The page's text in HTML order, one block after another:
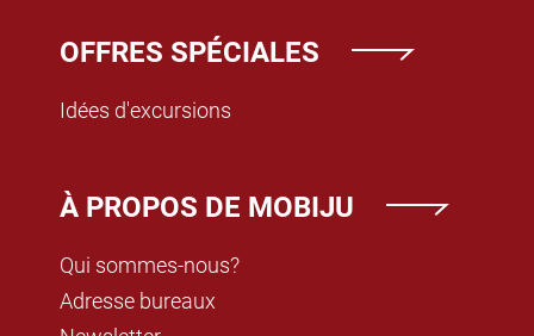
OFFRES SPÉCIALES
Idées d'excursions
À PROPOS DE MOBIJU
Qui sommes-nous?
Adresse bureaux